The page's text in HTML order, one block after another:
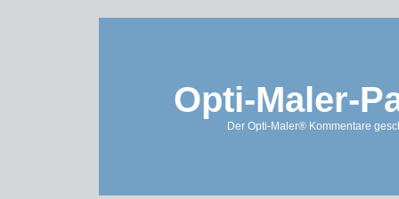
Opti-Maler-
Der Opti-Maler® Kommentare